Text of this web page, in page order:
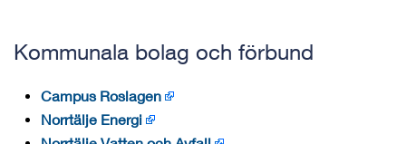
Kommunala bolag och förbund
Campus Roslagen
Norrtälje Energi